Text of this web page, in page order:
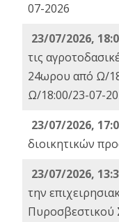
07-2026
23/07/2026,
τις
24ωρου από Ω/
Ω/18:00/23-07-
23/07/2026,
διοικητικών
23/07/2026,
την
Πυροσβεστικού